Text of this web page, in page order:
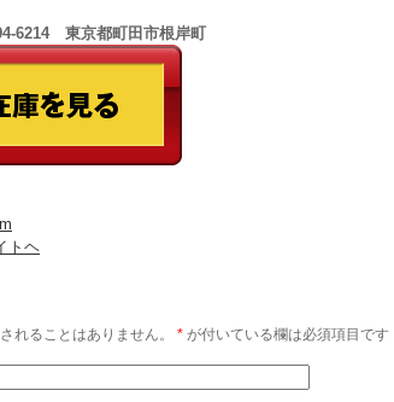
6214 東京都町田市根岸町
トヘ
れることはありません。 * が付いている欄は必須項目です